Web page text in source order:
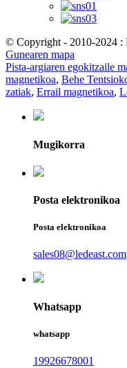
© Copyright - 2010-2024 :
Gunearen mapa
Pista-argiaren egokitzaile
magnetikoa, Behe
zatiak, Errail magnetikoa,
Mugikorra
Posta elektronikoa
Posta elektronikoa
sales08@ledeast.com
Whatsapp
whatsapp
19926678001